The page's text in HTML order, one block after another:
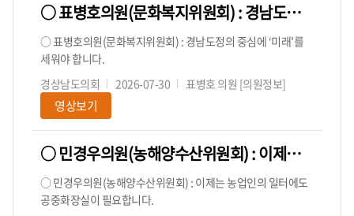
○ 표병호의원(문화복지위원회) : 경남도정의 중심에 ‘미래’를 세워야 합니다.
○ 표병호의원(문화복지위원회) : 경남도정의 중심에 ‘미래’를
세워야 합니다.
경상남도의회
2026-07-30 표병호 의원 [의원정보]
영상보기
○ 민경우의원(농해양수산위원회) : 이제는 농업인의 일터에도 공중화장실이 필요합니다.
○ 민경우의원(농해양수산위원회) : 이제는 농업인의 일터에도
공중화장실이 필요합니다.